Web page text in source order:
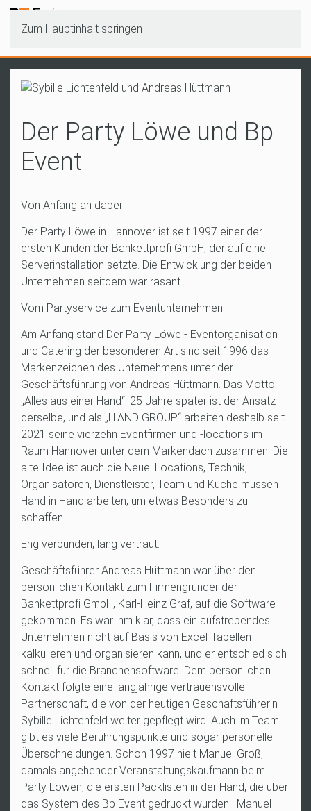
Zum Hauptinhalt springen
Der Party Löwe und Bp
Event
Von Anfang an dabei
Der Party Löwe in Hannover ist seit 1997 einer der
ersten Kunden der Bankettprofi GmbH, der auf eine
Serverinstallation setzte. Die Entwicklung der beiden
Unternehmen seitdem war rasant.
Vom Partyservice zum Eventunternehmen
Am Anfang stand Der Party Löwe - Eventorganisation
und Catering der besonderen Art sind seit 1996 das
Markenzeichen des Unternehmens unter der
Geschäftsführung von Andreas Hüttmann. Das Motto:
„Alles aus einer Hand“. 25 Jahre später ist der Ansatz
derselbe, und als „H.AND GROUP“ arbeiten deshalb seit
2021 seine vierzehn Eventfirmen und -locations im
Raum Hannover unter dem Markendach zusammen. Die
alte Idee ist auch die Neue: Locations, Technik,
Organisatoren, Dienstleister, Team und Küche müssen
Hand in Hand arbeiten, um etwas Besonders zu
schaffen.
Eng verbunden, lang vertraut.
Geschäftsführer Andreas Hüttmann war über den
persönlichen Kontakt zum Firmengründer der
Bankettprofi GmbH, Karl-Heinz Graf, auf die Software
gekommen. Es war ihm klar, dass ein aufstrebendes
Unternehmen nicht auf Basis von Excel-Tabellen
kalkulieren und organisieren kann, und er entschied sich
schnell für die Branchensoftware. Dem persönlichen
Kontakt folgte eine langjährige vertrauensvolle
Partnerschaft, die von der heutigen Geschäftsführerin
Sybille Lichtenfeld weiter gepflegt wird. Auch im Team
gibt es viele Berührungspunkte und sogar personelle
Überschneidungen. Schon 1997 hielt Manuel Groß,
damals angehender Veranstaltungskaufmann beim
Party Löwen, die ersten Packlisten in der Hand, die über
das System des Bp Event gedruckt wurden. Manuel